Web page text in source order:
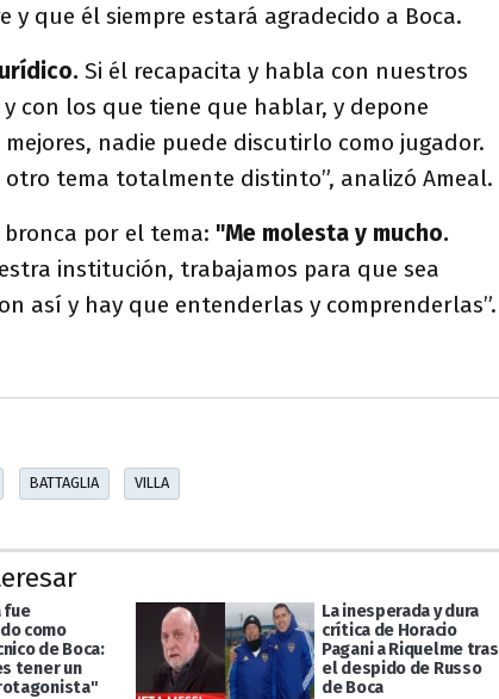
y que él siempre estará agradecido a Boca.
Si él recapacita y habla con nuestros
con los que tiene que hablar, y depone
nadie puede discutirlo como jugador.
tema totalmente distinto”, analizó Ameal.
por el tema: "Me molesta y mucho.
institución, trabajamos para que sea
así y hay que entenderlas y comprenderlas”.
BATTAGLIA VILLA
fue
como
de Boca:
tener un
La inesperada y dura
crítica de Horacio
Pagani a Riquelme tras
el despido de Russo
de Boca